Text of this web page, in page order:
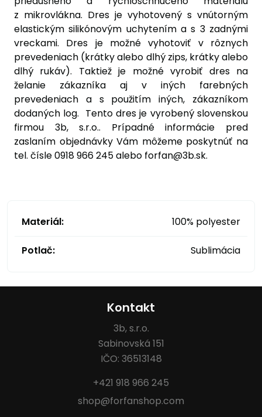
z mikrovlákna. Dres je vyhotovený s vnútorným
elastickým silikónovým uchytením a s 3 zadnými
vreckami. Dres je možné vyhotoviť v rôznych
prevedeniach (krátky alebo dlhý zips, krátky alebo
dlhý rukáv). Taktiež je možné vyrobiť dres na
želanie zákazníka aj v iných farebných
prevedeniach a s použitím iných, zákazníkom
dodaných log. Tento dres je vyrobený slovenskou
firmou 3b, s.r.o.. Prípadné informácie pred
zaslaním objednávky Vám môžeme poskytnúť na
tel. čísle 0918 966 245 alebo forfan@3b.sk.
Materiál: 100% polyester
Potlač: Sublimácia
Kontakt
3b, s.r.o.
Sabinovská 151
IČO: 36513148
+421 918 966 245
shop@forfanshop.com